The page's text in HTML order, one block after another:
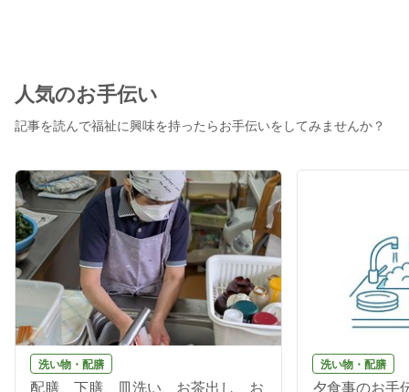
人気のお手伝い
記事を読んで福祉に興味を持ったらお手伝いをしてみませんか？
洗い物・配膳
配膳、下膳、皿洗い、お茶出し、お
洗い物・配膳
夕食事のお手